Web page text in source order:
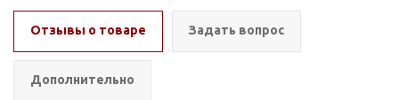
Отзывы о товаре Задать вопрос
Дополнительно